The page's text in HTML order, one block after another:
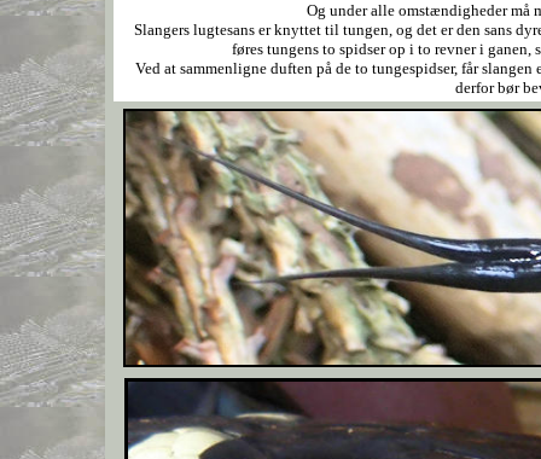
Og under alle omstændigheder må
Slangers lugtesans er knyttet til tungen, og det er den sans
føres tungens to spidser op i to revner i ganen,
Ved at sammenligne duften på de to tungespidser, får
derfor bør